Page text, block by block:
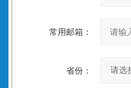
常用邮箱：
省份：